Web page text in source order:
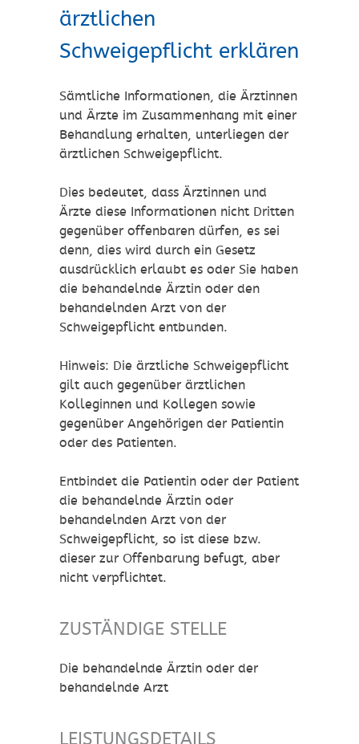
ärztlichen
Schweigepflicht erklären
Sämtliche Informationen, die Ärztinnen
und Ärzte im Zusammenhang mit einer
Behandlung erhalten, unterliegen der
ärztlichen Schweigepflicht.
Dies bedeutet, dass Ärztinnen und
Ärzte diese Informationen nicht Dritten
gegenüber offenbaren dürfen, es sei
denn, dies wird durch ein Gesetz
ausdrücklich erlaubt es oder Sie haben
die behandelnde Ärztin oder den
behandelnden Arzt von der
Schweigepflicht entbunden.
Hinweis: Die ärztliche Schweigepflicht
gilt auch gegenüber ärztlichen
Kolleginnen und Kollegen sowie
gegenüber Angehörigen der Patientin
oder des Patienten.
Entbindet die Patientin oder der Patient
die behandelnde Ärztin oder
behandelnden Arzt von der
Schweigepflicht, so ist diese bzw.
dieser zur Offenbarung befugt, aber
nicht verpflichtet.
ZUSTÄNDIGE STELLE
Die behandelnde Ärztin oder der
behandelnde Arzt
LEISTUNGSDETAILS